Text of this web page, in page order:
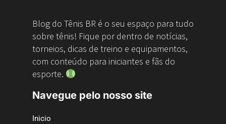
Blog do Tênis BR é o seu espaço para tudo
sobre tênis! Fique por dentro de notícias,
torneios, dicas de treino e equipamentos,
com conteúdo para iniciantes e fãs do
esporte.
Navegue pelo nosso site
Inicio